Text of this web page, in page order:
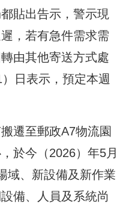
貼出告示，警示現
，若有急件需求需
由其他寄送方式處
日表示，預定本週
遷至郵政A7物流園
於今（2026）年5月
域、新設備及新作業
備、人員及系統尚